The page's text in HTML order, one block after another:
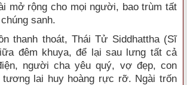
mở rộng cho mọi người, bao trùm tất
sanh.
thanh thoát, Thái Tử Siddhattha (Sĩ
đêm khuya, để lại sau lưng tất cả
người cha yêu quý, vợ đẹp, con
lai huy hoàng rực rỡ. Ngài trốn